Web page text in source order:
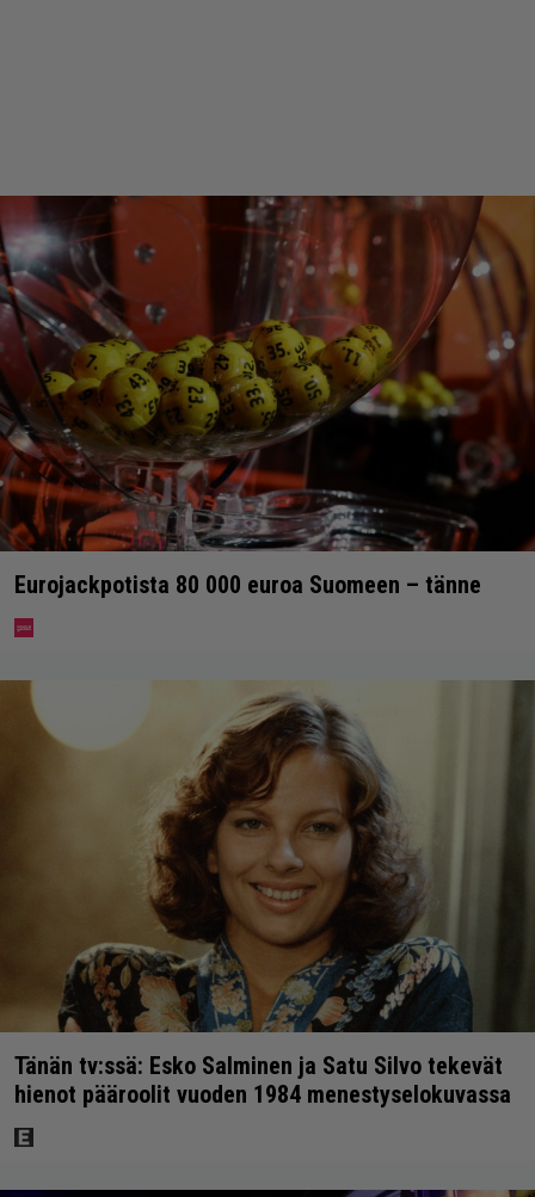
Eurojackpotista 80 000 euroa Suomeen – tänne
Tänän tv:ssä: Esko Salminen ja Satu Silvo tekevät
hienot pääroolit vuoden 1984 menestyselokuvassa